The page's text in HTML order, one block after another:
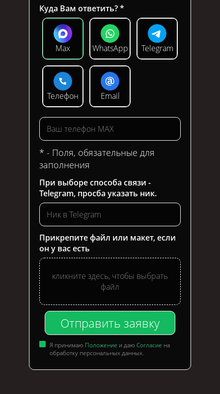
Куда Вам ответить?
Max WhatsApp Telegram
Телефон Email
* - Поля, обязательные для
заполнения
При выборе способа связи -
Telegram, просба указать ник.
Прикрепите файл или макет, если
он у вас есть
кликните здесь, чтобы выбрать
файл
Отправить заявку
Я принимаю Положение и даю Согласие на
обработку персональных данных.